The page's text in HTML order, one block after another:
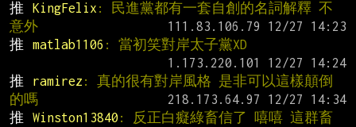
推
KingFelix : 民進黨都有一套自創的名詞解釋 不
意外
推
matlab1106 : 當初笑對岸太子黨XD
推
ramirez : 真的很有對岸風格 是非可以這樣顛倒
的嗎
推
Winston13840 : 反正白癡綠畜信了 嘻嘻 這群畜